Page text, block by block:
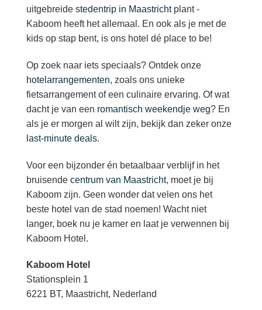
uitgebreide stedentrip in Maastrichtplant -
Kaboom heeft het allemaal. En ook als je met de
kids op stap bent, is ons hotel dé place to be!
Op zoek naar iets speciaals? Ontdek onze
hotelarrangementen, zoals ons unieke
fietsarrangement of een culinaire ervaring. Of wat
dacht je van een romantisch weekendje weg? En
als je er morgen al wilt zijn, bekijk dan zeker onze
last-minute deals.
Voor een bijzonder én betaalbaar verblijf in het
bruisende centrum van Maastricht, moet je bij
Kaboom zijn. Geen wonder dat velen ons het
beste hotel van de stad noemen! Wacht niet
langer, boek nu je kamer en laat je verwennen bij
Kaboom Hotel.
Kaboom Hotel
Stationsplein 1
6221 BT, Maastricht, Nederland